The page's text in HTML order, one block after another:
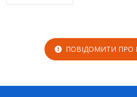
ПОВІДОМИТИ ПРО